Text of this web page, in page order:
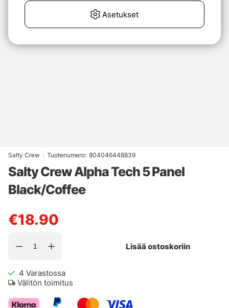
Salty Crew Tuotenumero: 804046448839
Salty Crew Alpha Tech 5 Panel
Black/Coffee
€18.90
Lisää ostoskoriin
4 Varastossa
Välitön toimitus
Asetukset